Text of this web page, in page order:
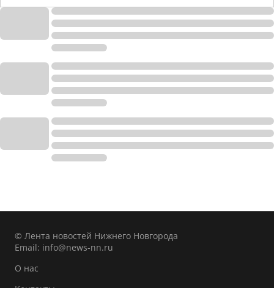
© Лента новостей Нижнего Новгорода
Email: info@news-nn.ru
О нас